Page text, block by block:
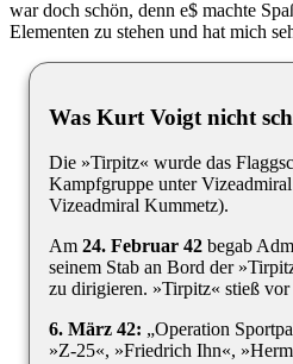
war doch schön, denn e$ machte
Elementen zu stehen und hat mich
Was Kurt Voigt nicht
Die »Tirpitz« wurde das
Kampfgruppe unter
Vizeadmiral Kummetz).
Am 24. Februar 42 begab
seinem Stab an Bord der
zu dirigieren. »Tirpitz« stieß vor
6. März 42: „Operation
»Z-25«, »Friedrich Ihn«,